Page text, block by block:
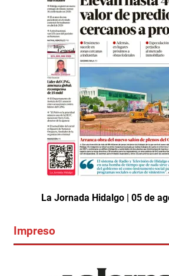
La Jornada Hidalgo | 05 de
Impreso